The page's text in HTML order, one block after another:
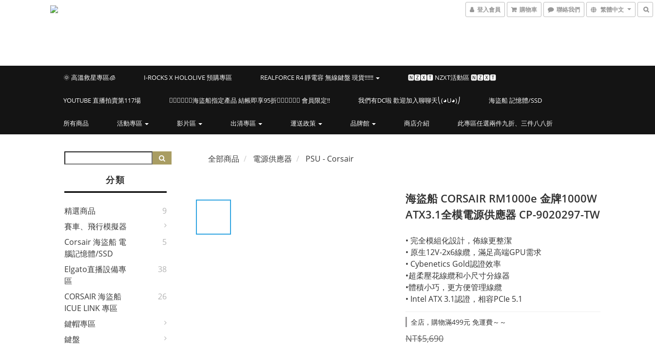
登入會員 購物車 聯絡我們 繁體中文
🌞 高溫救星專區🧊 I-ROCKS X HOLOLIVE 預購專區 REALFORCE R4 靜電容 無線鍵盤 現貨!!!!!! 🅽🆉🆇🆃 NZXT活動區 🅽🆉🆇🆃
YOUTUBE 直播拍賣第117場 🏴‍☠️🏴‍☠️🏴‍☠️海盜船指定產品 結帳即享95折🏴‍☠️🏴‍☠️🏴‍☠️ 會員限定!! 我們有DC啦 歡迎加入聊聊天⎝(◕U◕)⎠ 海盜船 記憶體/SSD
所有商品 活動專區 影片區 出清專區 運送政策 品牌館 商店介紹 此專區任選兩件九折、三件八八折
分類
精選商品
9
賽車、飛行模擬器
Corsair 海盜船 電
腦記憶體/SSD
5
Elgato直播設備專
區
38
CORSAIR 海盜船
ICUE LINK 專區
26
鍵帽專區
鍵盤
全部商品 電源供應器 PSU - Corsair
海盜船 CORSAIR RM1000e 金牌1000W
ATX3.1全模電源供應器 CP-9020297-TW
• 完全模組化設計，佈線更整潔
• 原生12V-2x6線纜，滿足高端GPU需求
• Cybenetics Gold認證效率
•超柔壓花線纜和小尺寸分線器
•體積小巧，更方便管理線纜
• Intel ATX 3.1認證，相容PCIe 5.1
全店，購物滿499元 免運費～～
NT$5,690